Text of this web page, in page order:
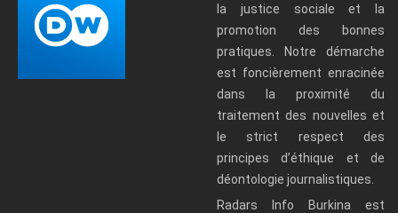
la justice sociale et la
promotion des bonnes
pratiques. Notre démarche
est foncièrement enracinée
dans la proximité du
traitement des nouvelles et
le strict respect des
principes d’éthique et de
déontologie journalistiques.
Radars Info Burkina est